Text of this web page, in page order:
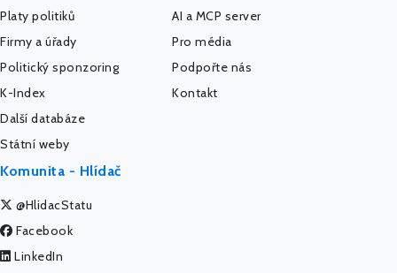
Platy politiků
Firmy a úřady
Politický sponzoring
K-Index
Další databáze
Státní weby
AI a MCP server
Pro média
Podpořte nás
Kontakt
Komunita - Hlídač
@HlidacStatu
Facebook
LinkedIn